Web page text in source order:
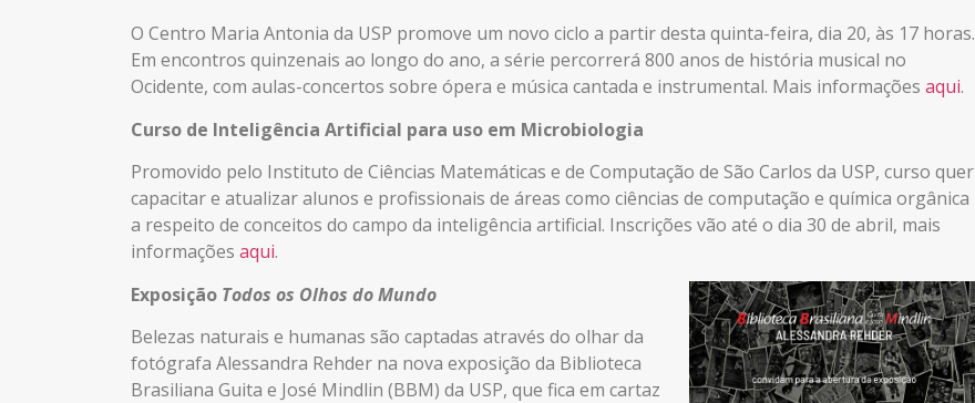
O Centro Maria Antonia da USP promove um novo ciclo a partir desta quinta-feira, dia 20, às 17 horas.
Em encontros quinzenais ao longo do ano, a série percorrerá 800 anos de história musical no
Ocidente, com aulas-concertos sobre ópera e música cantada e instrumental. Mais informações aqui.
Curso de Inteligência Artificial para uso em Microbiologia
Promovido pelo Instituto de Ciências Matemáticas e de Computação de São Carlos da USP, curso quer
capacitar e atualizar alunos e profissionais de áreas como ciências de computação e química orgânica
a respeito de conceitos do campo da inteligência artificial. Inscrições vão até o dia 30 de abril, mais
informações aqui.
Exposição Todos os Olhos do Mundo
Belezas naturais e humanas são captadas através do olhar da
fotógrafa Alessandra Rehder na nova exposição da Biblioteca
Brasiliana Guita e José Mindlin (BBM) da USP, que fica em cartaz